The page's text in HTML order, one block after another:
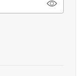
ideal para ti